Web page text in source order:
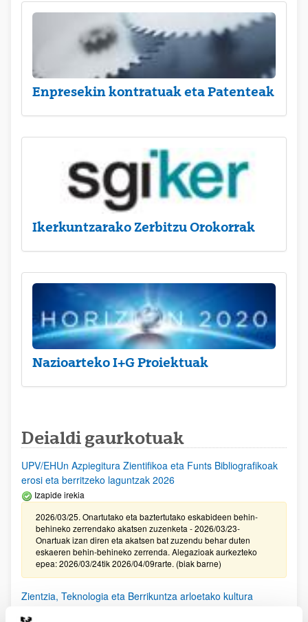
Enpresekin kontratuak eta Patenteak
Ikerkuntzarako Zerbitzu Orokorrak
Nazioarteko I+G Proiektuak
Deialdi gaurkotuak
UPV/EHUn Azpiegitura Zientifikoa eta Funts Bibliografikoak
erosi eta berritzeko laguntzak 2026
Izapide irekia
2026/03/25. Onartutako eta baztertutako eskabideen behin-
behineko zerrendako akatsen zuzenketa - 2026/03/23-
Onartuak izan diren eta akatsen bat zuzendu behar duten
eskaeren behin-behineko zerrenda. Alegazioak aurkezteko
epea: 2026/03/24tik 2026/04/09rarte. (biak barne)
Zientzia, Teknologia eta Berrikuntza arloetako kultura